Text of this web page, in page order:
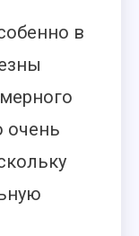
в
очень